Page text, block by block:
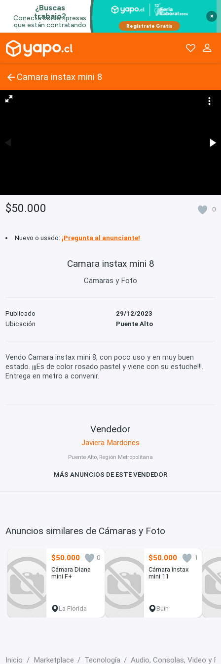
×
Camara instax mini 8
$50.000 0
Nuevo o usado: ¡Pregunta al anunciante!
Camara instax mini 8
Cámaras y Foto
Publicado
29/12/2023
Ubicación
Puente Alto
Vendo Camara instax mini 8, con poco uso y en muy buen
estado. ¡¡¡Es de color rosado pastel y viene con su estuche!!!.
Entrega en metro a convenir.
Vendedor
Javiera Mardones
Puente Alto, Región Metropolitana
MÁS ANUNCIOS DE ESTE VENDEDOR
Anuncios similares de Cámaras y Foto
$50.000
0
Cámara Diana
mini F+
La Florida
$50.000
1
Cámara instax
mini 11
Buin
Inicio Marketplace Tecnología Audio, Consolas, Video y